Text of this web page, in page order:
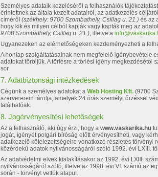
Személyes adataik kezeléséről a felhasználók
érintettnek az általa kezelt adatairól, az adatkezelés
címéről (székhely: 9700 Szombathely, Csillag u. 21.) és az
hogy kik és milyen célból kapják vagy kapták meg az
9700 Szombathely, Csillag u. 21.), illetve a
Ugyanezeken az elérhetőségeken kezdeményezheti a
A honlap szolgáltatásainak nem megfelelő igénybevétele
adatokat töröljük. A törlésre a törlési igény megkezdésétől
sor.
7. Adatbiztonsági intézkedések
Cégünk a személyes adatokat a Web Hosting Kft. (9700
szervererein tárolja, amelyek 24 órás személyi őrzéssel
találhatóak.
8. Jogérvényesítési lehetőségek
Az a felhasználó, aki úgy érzi, hogy a www.vaskarika.hu
jogát, igényét polgári bíróság előtt érvényesítheti, vagy
adatkezelő kötelezettségeire vonatkozó részletes
közérdekű adatok nyilvánosságáról szóló 1992. évi LXIII.
Az adatvédelmi elvek kialakításakor az 1992. évi LXIII.
nyilvánosságáról szóló; illetve az 1998. évi VI. számú az
során - törvényt vettük alapul.